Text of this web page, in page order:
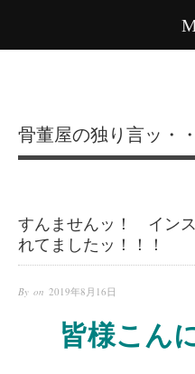
骨董屋の独り言ッ・
すんませんッ！ イン
れてましたッ！！！
By on 2019年8月16日
皆様こん